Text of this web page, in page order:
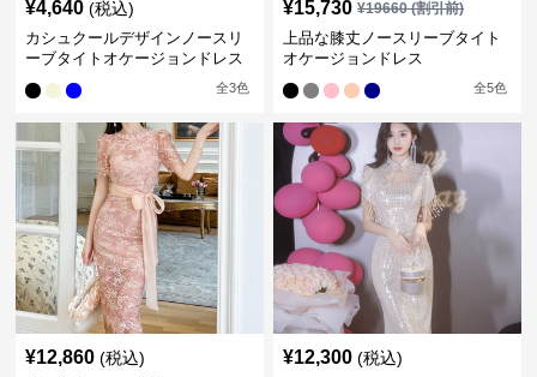
¥4,640 (税込)
カシュクールデザインノースリ
ーブタイトオケージョンドレス
全3色
¥15,730 ¥19660(割引前)
上品な膝丈ノースリーブタイト
オケージョンドレス
全5色
¥12,860 (税込) ¥12,300 (税込)